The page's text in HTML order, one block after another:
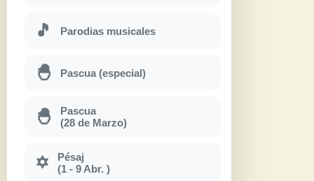
🎵 Parodias musicales
🐣 Pascua (especial)
🐣
Pascua
(28 de Marzo)
✡
Pésaj
(1 - 9 Abr. )